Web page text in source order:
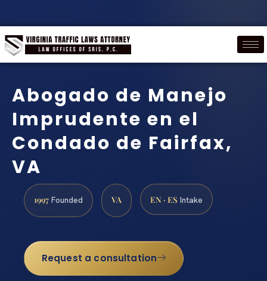
Abogado de Manejo
Imprudente en el
Condado de Fairfax,
VA
1997 Founded VA EN · ES Intake
Request a consultation